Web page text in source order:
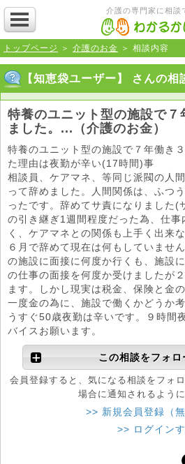
介護の専門家に相談
トップページ ＞ 介護のお金 ＞ 相談内容
【知恵袋ユーザー】 さんの相
特養のユニット型の施設で７
ました。...（介護のお金）
特養のユニット型の施設で７年働き
た理由は夜勤が辛い(17時間)事
相談員、ケアマネ、等同じ派閥の人
って辞めました。人間関係は、ふつ
ったです。辞めてサ責になりました(
の引き継ぎ1週間程度だった為、仕事
く、ケアマネとの関係も上手く出来
６月で辞めて現在は何もしていませ
の施設に面接に何度か行くも、施設
の仕事の面接を何度か受けましたが
ます。しかし現実は税金、保険と金
一度金の為に、施設で働くかどうか
うすぐ50歳夜勤は辛いです。９時間
バイスお願います。
この相談をフォロ
会員登録すると、気になる相談をフォ
場合に通知されるように
>> 新規会員登録（
>> ログイン